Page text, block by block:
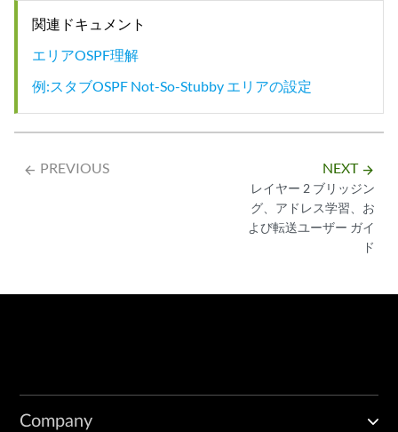
                    custom..   1024       Forwarding
Logical Interface flags (DL -disable learning, AD -packet action
                         LH - MAC limit hit, DN - Interface Down )
                    custom..   1024       Forwarding
関連ドキュメント
エリアOSPF理解
例:スタブOSPF Not-So-Stubby エリアの設定
arrow_backward PREVIOUS NEXT arrow_forward
レイヤー 2 ブリッジン
グ、アドレス学習、お
よび転送ユーザー ガイ
ド
Company